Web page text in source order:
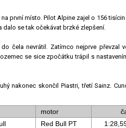
první místo. Pilot Alpine zajel o 156
dalo se tak očekávat brzké zlepšení.
čela nevrátil. Zatímco nejprve převzal
se sice zpočátku trápil s
nakonec skončil Piastri, třetí Sainz.
motor
Red Bull PT